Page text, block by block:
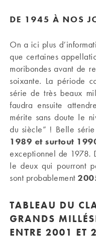
DE 1945 À NOS
On a ici plus
que certaines
moribondes avant de
soixante. La période
série de très beaux
faudra ensuite
mérite sans doute le
du siècle” ! Belle
1989 et surtout
exceptionnel de 1978.
le deux qui pourront
sont probablement
TABLEAU DU
GRANDS
ENTRE 2001 ET